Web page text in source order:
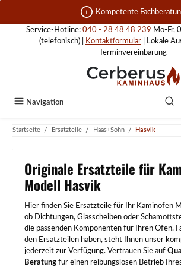
Zum Hauptinhalt springen Kompetente
Service-Hotline: 040 - 28 48 48 239 Mo-Fr,
(telefonisch) |
Kontaktformular| Lokale
Terminvereinbarung
Navigation
Startseite / Ersatzteile / Haas+Sohn / Hasvik
Originale Ersatzteile für
Modell Hasvik
Hier finden Sie Ersatzteile für Ihr Kaminofen
ob Dichtungen, Glasscheiben oder
die passenden Komponenten für Ihren Ofen.
den Ersatzteilen haben, steht Ihnen unser
jederzeit zur Verfügung. Vertrauen Sie auf
Beratung für einen reibungslosen Betrieb